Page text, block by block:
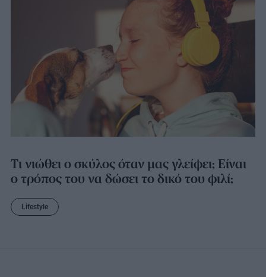
Τι νιώθει ο σκύλος όταν μας γλείφει; Είναι
ο τρόπος του να δώσει το δικό του φιλί;
Lifestyle